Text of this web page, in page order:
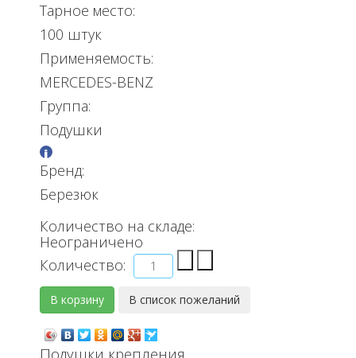
Тарное место:
100 штук
Применяемость:
MERCEDES-BENZ
Группа:
Подушки
Бренд:
Березюк
Количество на складе:
Неограничено
Количество:
Подушки крепления